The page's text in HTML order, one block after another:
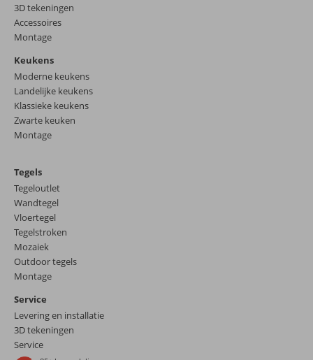
3D tekeningen
Accessoires
Montage
Keukens
Moderne keukens
Landelijke keukens
Klassieke keukens
Zwarte keuken
Montage
Tegels
Tegeloutlet
Wandtegel
Vloertegel
Tegelstroken
Mozaiek
Outdoor tegels
Montage
Service
Levering en installatie
3D tekeningen
Service